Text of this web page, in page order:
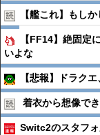
【艦これ】もし
【FF14】絶固定
いよな
【悲報】ドラク
着衣から想像で
Switc2のスタフ